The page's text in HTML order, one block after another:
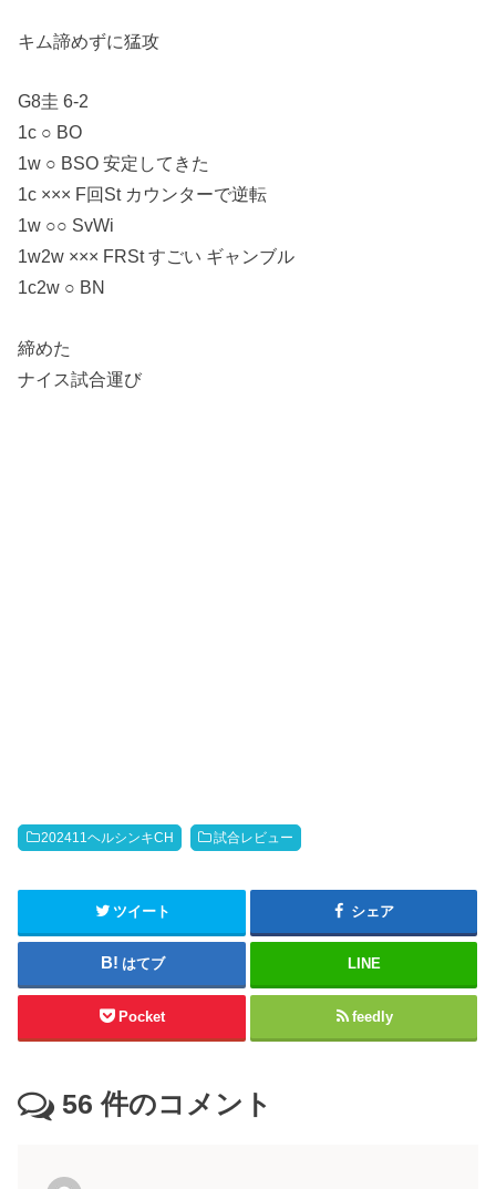
キム諦めずに猛攻
G8圭 6-2
1c ○ BO
1w ○ BSO 安定してきた
1c ××× F回St カウンターで逆転
1w ○○ SvWi
1w2w ××× FRSt すごい ギャンブル
1c2w ○ BN
締めた
ナイス試合運び
202411ヘルシンキCH 試合レビュー
ツイート シェア
はてブ LINE
Pocket feedly
56 件のコメント